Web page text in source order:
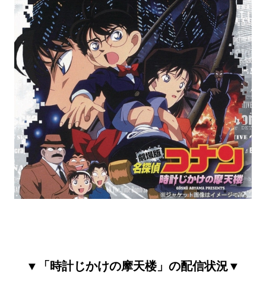
▼「時計じかけの摩天楼」の配信状況▼